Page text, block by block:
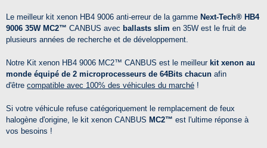
Le meilleur kit xenon HB4 9006 anti-erreur de la gamme Next-Tech® HB4
9006 35W MC2™ CANBUS avec ballasts slim en 35W est le fruit de
plusieurs années de recherche et de développement.
Notre Kit xenon HB4 9006 MC2™ CANBUS est le meilleurkit xenon au
monde équipé de 2 microprocesseurs de 64Bits chacun afin
d'être compatible avec 100% des véhicules du marché !
Si votre véhicule refuse catégoriquement le remplacement de feux
halogène d'origine, le kit xenon CANBUS MC2™ est l'ultime réponse à
vos besoins !